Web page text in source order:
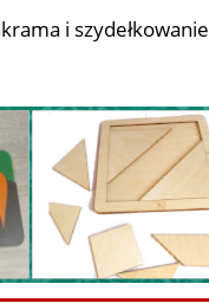
i szydełkowanie